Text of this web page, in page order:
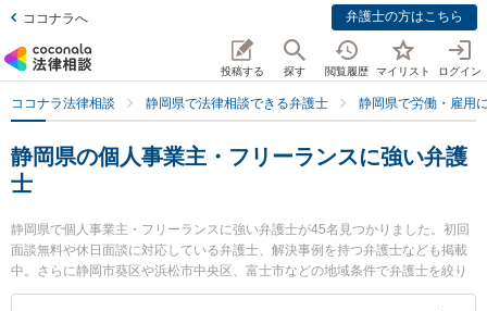
ココナラへ 弁護士の方はこちら
投稿する 探す 閲覧履歴 マイリスト ログイン
ココナラ法律相談 静岡県で法律相談できる弁護士 静岡県で労働・雇用
静岡県の個人事業主・フリーランスに強い弁護
士
静岡県で個人事業主・フリーランスに強い弁護士が45名見つかりました。初回
面談無料や休日面談に対応している弁護士、解決事例を持つ弁護士なども掲載
中。さらに静岡市葵区や浜松市中央区、富士市などの地域条件で弁護士を絞り
込めます。労働・雇用に関係する不当解雇や退職勧奨、内定取消等の細かな分